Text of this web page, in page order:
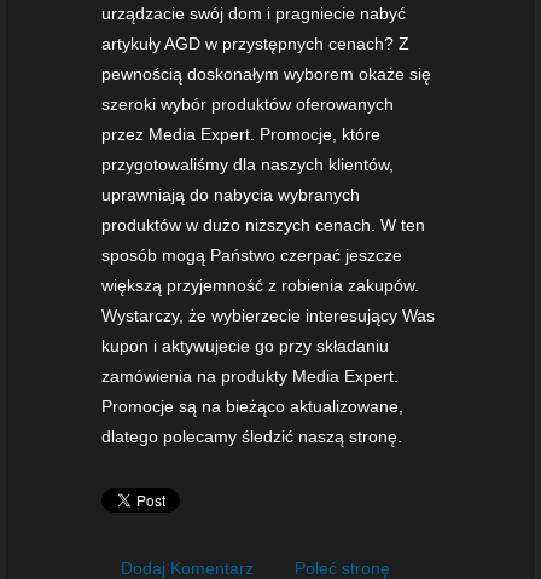
urządzacie swój dom i pragniecie nabyć
artykuły AGD w przystępnych cenach? Z
pewnością doskonałym wyborem okaże się
szeroki wybór produktów oferowanych
przez Media Expert. Promocje, które
przygotowaliśmy dla naszych klientów,
uprawniają do nabycia wybranych
produktów w dużo niższych cenach. W ten
sposób mogą Państwo czerpać jeszcze
większą przyjemność z robienia zakupów.
Wystarczy, że wybierzecie interesujący Was
kupon i aktywujecie go przy składaniu
zamówienia na produkty Media Expert.
Promocje są na bieżąco aktualizowane,
dlatego polecamy śledzić naszą stronę.
Dodaj Komentarz Poleć stronę